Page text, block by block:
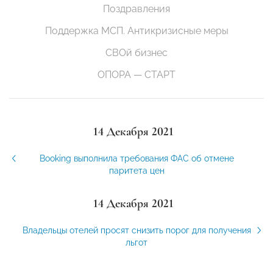
Поздравления
Поддержка МСП. Антикризисные меры
СВОй бизнес
ОПОРА — СТАРТ
14 Декабря 2021
Booking выполнила требования ФАС об отмене
паритета цен
14 Декабря 2021
Владельцы отелей просят снизить порог для получения
льгот